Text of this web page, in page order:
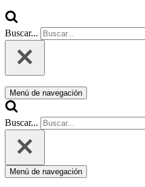
Buscar...
Menú de navegación
Buscar...
Menú de navegación